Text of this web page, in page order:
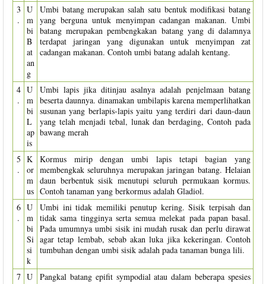
3
.
U
m
bi
B
at
an
g
Umbi batang merupakan salah satu bentuk modifikasi batang
yang berguna untuk menyimpan cadangan makanan. Umbi
batang merupakan pembengkakan batang yang di dalamnya
terdapat jaringan yang digunakan untuk menyimpan zat
cadangan makanan. Contoh umbi batang adalah kentang.
4
.
U
m
bi
L
ap
is
Umbi lapis jika ditinjau asalnya adalah penjelmaan batang
beserta daunnya. dinamakan umbilapis karena memperlihatkan
susunan yang berlapis-lapis yaitu yang terdiri dari daun-daun
yang telah menjadi tebal, lunak dan berdaging, Contoh pada
bawang merah
5
.
K
or
m
us
Kormus mirip dengan umbi lapis tetapi bagian yang
membengkak seluruhnya merupakan jaringan batang. Helaian
daun berbentuk sisik menutupi seluruh permukaan kormus.
Contoh tanaman yang berkormus adalah Gladiol.
6
.
U
m
bi
Si
si
k
Umbi ini tidak memiliki penutup kering. Sisik terpisah dan
tidak sama tingginya serta semua melekat pada papan basal.
Pada umumnya umbi sisik ini mudah rusak dan perlu dirawat
agar tetap lembab, sebab akan luka jika kekeringan. Contoh
tumbuhan dengan umbi sisik adalah pada tanaman bunga lili.
7 U
Pangkal batang epifit sympodial atau dalam beberapa spesies